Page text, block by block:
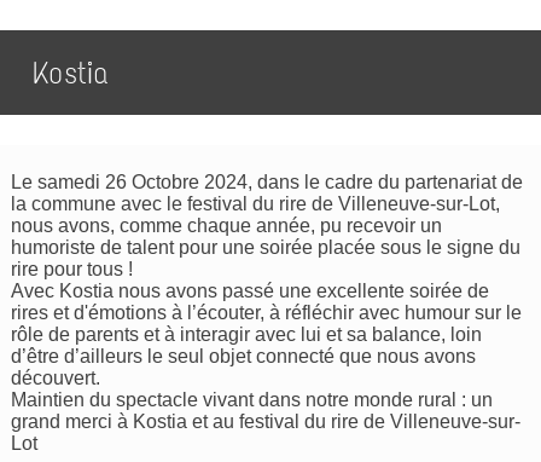
Kostia
Le samedi 26 Octobre 2024, dans le cadre du partenariat de
la commune avec le festival du rire de Villeneuve-sur-Lot,
nous avons, comme chaque année, pu recevoir un
humoriste de talent pour une soirée placée sous le signe du
rire pour tous !
Avec Kostia nous avons passé une excellente soirée de
rires et d'émotions à l’écouter, à réfléchir avec humour sur le
rôle de parents et à interagir avec lui et sa balance, loin
d’être d’ailleurs le seul objet connecté que nous avons
découvert.
Maintien du spectacle vivant dans notre monde rural : un
grand merci à Kostia et au festival du rire de Villeneuve-sur-
Lot